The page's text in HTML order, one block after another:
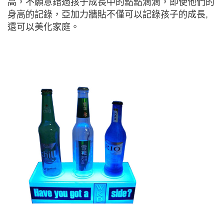
高，不願意錯過孩子成長中的點點滴滴，即使他們的
身高的記錄，亞加力牆貼不僅可以記錄孩子的成長,
還可以美化家庭。